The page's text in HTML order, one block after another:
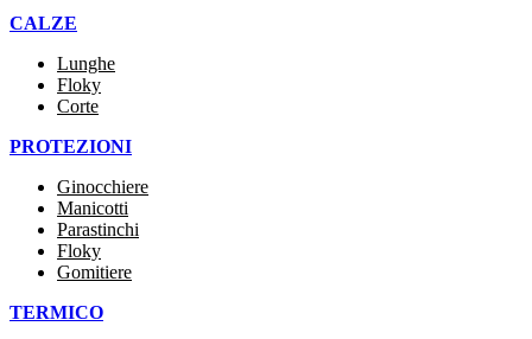
CALZE
Lunghe
Floky
Corte
PROTEZIONI
Ginocchiere
Manicotti
Parastinchi
Floky
Gomitiere
TERMICO